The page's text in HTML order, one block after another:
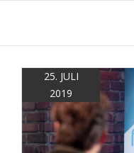
25. JULI
2019